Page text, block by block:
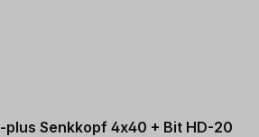
plus Senkkopf 4x40 + Bit HD-20